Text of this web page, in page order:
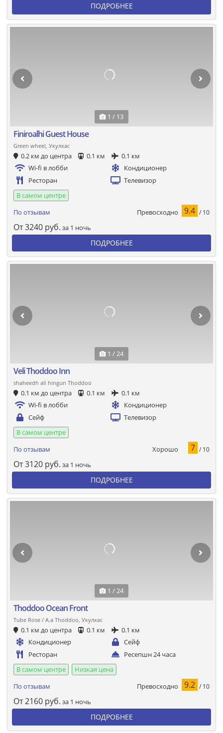
ПОДРОБНЕЕ
1 / 13
Finiroalhi Guest House
Green wheel, Укулхас
0.2 км до центра 0.1 км
0.1 км
Wi-fi в лобби
Кондиционер
Ресторан
Телевизор
В самом центре
По отзывам
Превосходно 9.4 / 10
От3240 руб. за 1 ночь
ПОДРОБНЕЕ
1 / 24
Veli Thoddoo Inn
shaheedh ali hingun Thoddoo
0.1 км до центра 0.1 км
0.1 км
Wi-fi в лобби
Кондиционер
Сейф
Телевизор
В самом центре
По отзывам
Хорошо 7 / 10
От3120 руб. за 1 ночь
ПОДРОБНЕЕ
1 / 24
Thoddoo Ocean Front
Tube Rose / A.a Thoddoo, Укулхас
0.1 км до центра 0.1 км
0.1 км
Кондиционер
Сейф
Ресторан
Ресепшн 24 часа
В самом центре
Низкая цена
По отзывам
Превосходно 9.2 / 10
От2160 руб. за 1 ночь
ПОДРОБНЕЕ